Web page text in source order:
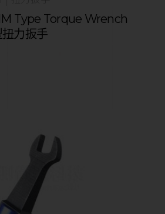
Type Torque Wrench
力扳手